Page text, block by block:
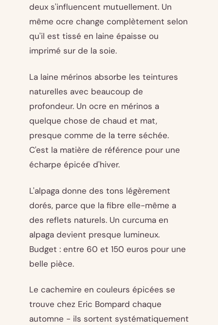
deux s'influencent mutuellement. Un
même ocre change complètement selon
qu'il est tissé en laine épaisse ou
imprimé sur de la soie.
La laine mérinos absorbe les teintures
naturelles avec beaucoup de
profondeur. Un ocre en mérinos a
quelque chose de chaud et mat,
presque comme de la terre séchée.
C'est la matière de référence pour une
écharpe épicée d'hiver.
L'alpaga donne des tons légèrement
dorés, parce que la fibre elle-même a
des reflets naturels. Un curcuma en
alpaga devient presque lumineux.
Budget : entre 60 et 150 euros pour une
belle pièce.
Le cachemire en couleurs épicées se
trouve chez Eric Bompard chaque
automne - ils sortent systématiquement